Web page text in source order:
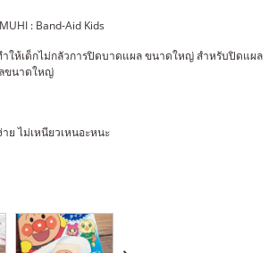
: Band-Aid Kids
ให้เด็กไม่กลัวการปิดบาดแผล ขนาดใหญ่ สำหรับปิดแผล
ขนาดใหญ่
ย ไม่เหนียวเหนอะหนะ